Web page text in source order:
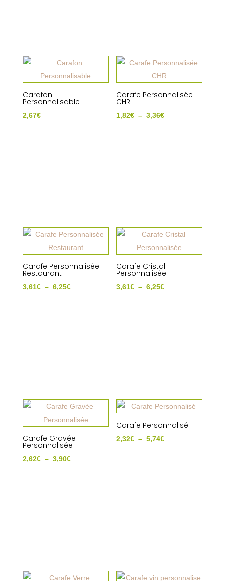
Carafon
Personnalisable
2,67€
Carafe Personnalisée
CHR
1,82€ – 3,36€Plage
Carafe Personnalisée
Restaurant
3,61€ – 6,25€Plage
Carafe Cristal
Personnalisée
3,61€ – 6,25€Plage
Carafe Gravée
Personnalisée
2,62€ – 3,90€Plage
Carafe Personnalisé
2,32€ – 5,74€Plage